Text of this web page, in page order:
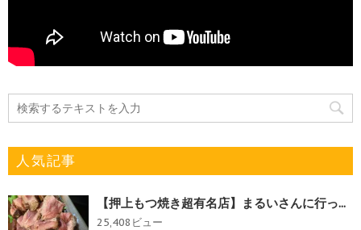
人気記事
【押上もつ焼き超有名店】まるいさんに行っ...
25,408ビュー